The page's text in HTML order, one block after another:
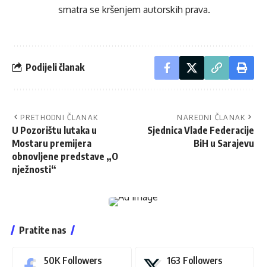
smatra se kršenjem autorskih prava.
Podijeli članak
PRETHODNI ČLANAK
U Pozorištu lutaka u
Mostaru premijera
obnovljene predstave „O
nježnosti“
NAREDNI ČLANAK
Sjednica Vlade Federacije
BiH u Sarajevu
Pratite nas
50K Followers 163 Followers